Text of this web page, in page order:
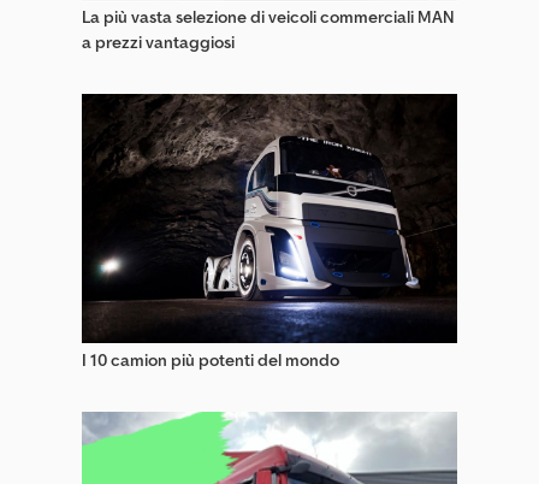
La più vasta selezione di veicoli commerciali MAN
a prezzi vantaggiosi
I 10 camion più potenti del mondo